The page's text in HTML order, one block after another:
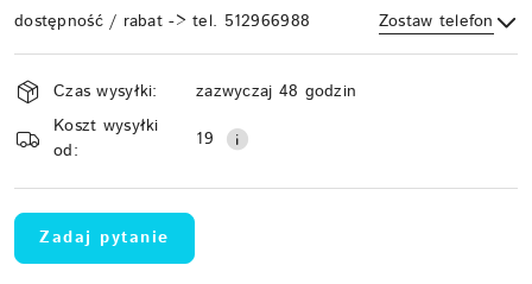
dostępność / rabat -> tel. 512966988 Zostaw telefon
Wyślij
Dostępność
i
dostawa
Czas wysyłki:
zazwyczaj 48 godzin
Koszt wysyłki
od:
19
Zadaj pytanie